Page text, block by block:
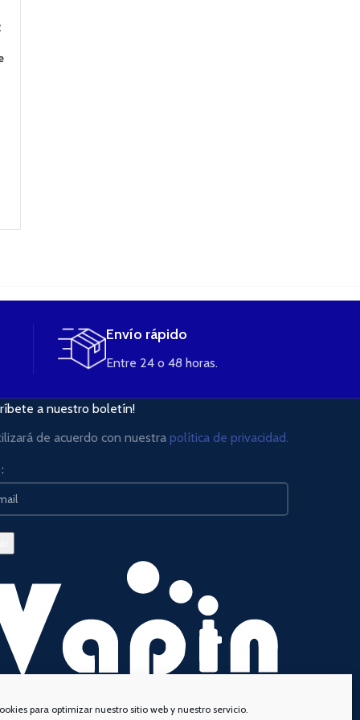
para optimizar nuestro sitio web y nuestro servicio.
Envío rápido
Entre 24 o 48 horas.
a nuestro boletín!
de acuerdo con nuestra política de privacidad.